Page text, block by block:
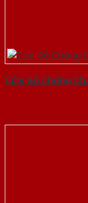
Cửa Gỗ Chống